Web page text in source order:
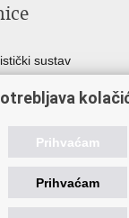
sustav
Hrvatske
statistike RH
Prihvaćam
Prihvaćam